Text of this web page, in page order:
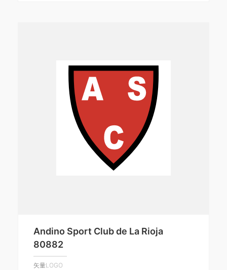
Andino Sport Club de La Rioja
80882
矢量LOGO